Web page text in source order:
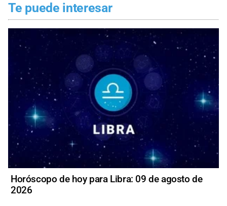
Te puede interesar
Horóscopo de hoy para Libra: 09 de agosto de
2026